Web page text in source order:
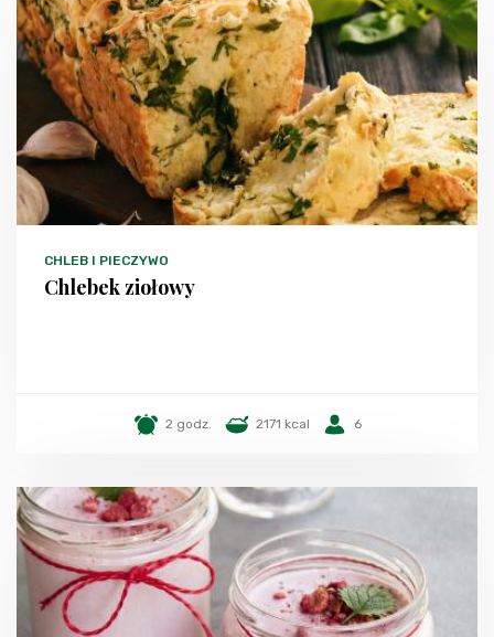
CHLEB I PIECZYWO
Chlebek ziołowy
2 godz. 2171 kcal 6